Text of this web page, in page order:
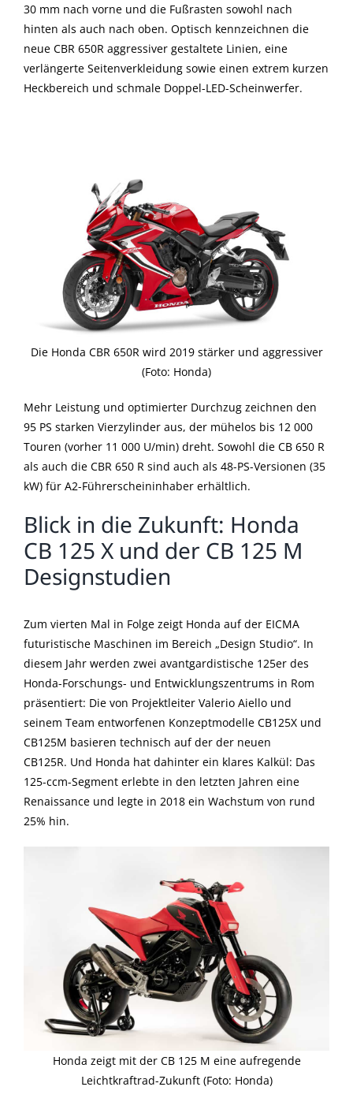
30 mm nach vorne und die Fußrasten sowohl nach
hinten als auch nach oben. Optisch kennzeichnen die
neue CBR 650R aggressiver gestaltete Linien, eine
verlängerte Seitenverkleidung sowie einen extrem kurzen
Heckbereich und schmale Doppel-LED-Scheinwerfer.
Die Honda CBR 650R wird 2019 stärker und aggressiver
(Foto: Honda)
Mehr Leistung und optimierter Durchzug zeichnen den
95 PS starken Vierzylinder aus, der mühelos bis 12 000
Touren (vorher 11 000 U/min) dreht. Sowohl die CB 650 R
als auch die CBR 650 R sind auch als 48-PS-Versionen (35
kW) für A2-Führerscheininhaber erhältlich.
Blick in die Zukunft: Honda
CB 125 X und der CB 125 M
Designstudien
Zum vierten Mal in Folge zeigt Honda auf der EICMA
futuristische Maschinen im Bereich „Design Studio“. In
diesem Jahr werden zwei avantgardistische 125er des
Honda-Forschungs- und Entwicklungszentrums in Rom
präsentiert: Die von Projektleiter Valerio Aiello und
seinem Team entworfenen Konzeptmodelle CB125X und
CB125M basieren technisch auf der der neuen
CB125R. Und Honda hat dahinter ein klares Kalkül: Das
125-ccm-Segment erlebte in den letzten Jahren eine
Renaissance und legte in 2018 ein Wachstum von rund
25% hin.
Honda zeigt mit der CB 125 M eine aufregende
Leichtkraftrad-Zukunft (Foto: Honda)